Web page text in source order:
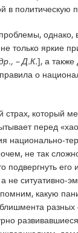
в политическую
однако,
только яркие
– Д.К.], а также
о
страх, который
перед
национально-
не так
подвергнуть его
не ситуативно-
какую
разных